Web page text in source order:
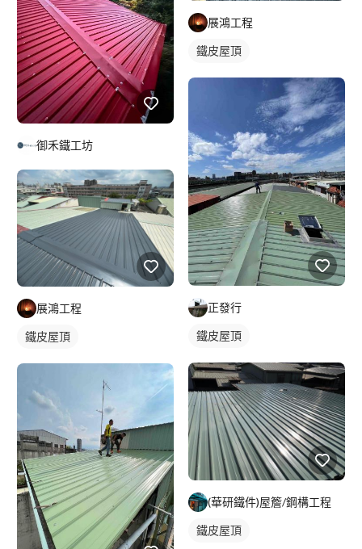
御禾鐵工坊
展鴻工程
鐵皮屋頂
展鴻工程
鐵皮屋頂
正發行
鐵皮屋頂
(華研鐵件)屋簷/鋼構工程
鐵皮屋頂